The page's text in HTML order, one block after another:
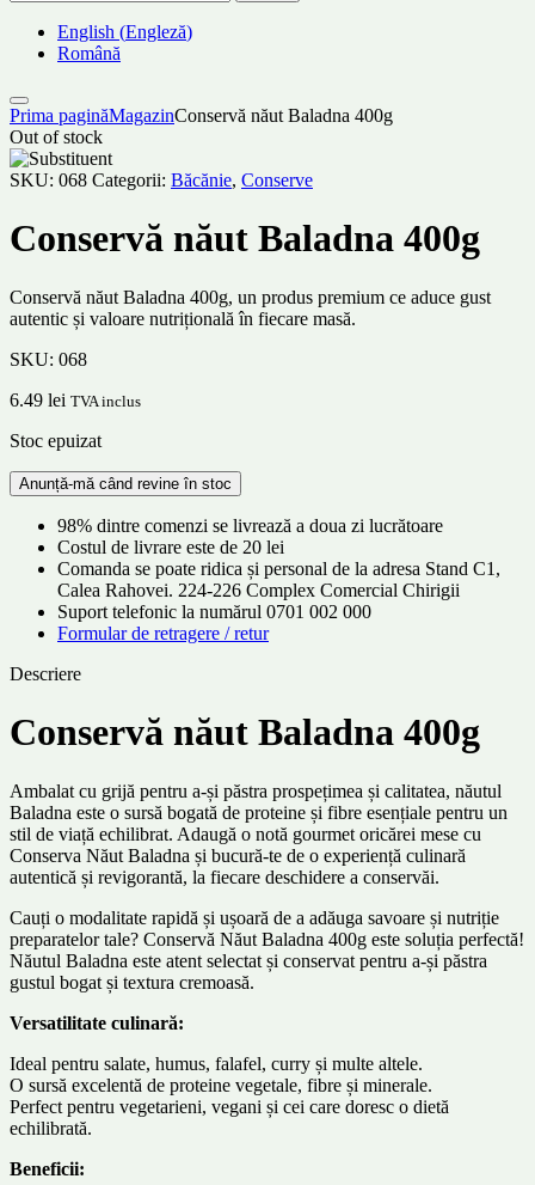
English (Engleză)
Română
Prima paginăMagazinConservă năut Baladna 400g
Out of stock
SKU: 068 Categorii: Băcănie, Conserve
Conservă năut Baladna 400g
Conservă năut Baladna 400g, un produs premium ce aduce gust
autentic și valoare nutrițională în fiecare masă.
SKU: 068
6.49 lei TVA inclus
Stoc epuizat
98% dintre comenzi se livrează a doua zi lucrătoare
Costul de livrare este de 20 lei
Comanda se poate ridica și personal de la adresa Stand C1,
Calea Rahovei. 224-226 Complex Comercial Chirigii
Suport telefonic la numărul 0701 002 000
Formular de retragere / retur
Descriere
Conservă năut Baladna 400g
Ambalat cu grijă pentru a-și păstra prospețimea și calitatea, năutul
Baladna este o sursă bogată de proteine și fibre esențiale pentru un
stil de viață echilibrat. Adaugă o notă gourmet oricărei mese cu
Conserva Năut Baladna și bucură-te de o experiență culinară
autentică și revigorantă, la fiecare deschidere a conservăi.
Cauți o modalitate rapidă și ușoară de a adăuga savoare și nutriție
preparatelor tale? Conservă Năut Baladna 400g este soluția perfectă!
Năutul Baladna este atent selectat și conservat pentru a-și păstra
gustul bogat și textura cremoasă.
Versatilitate culinară:
Ideal pentru salate, humus, falafel, curry și multe altele.
O sursă excelentă de proteine vegetale, fibre și minerale.
Perfect pentru vegetarieni, vegani și cei care doresc o dietă
echilibrată.
Beneficii: